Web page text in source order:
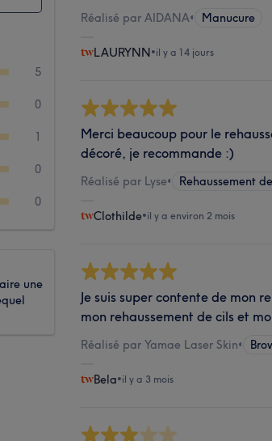
5
0
1
0
0
une
Réalisé par AIDANA• Manucure
LAURYNN•il y a 14 jours
Merci beaucoup pour le
décoré, je recommande :)
Réalisé par Lyse• Rehaussement
Clothilde•il y a environ 2 mois
Je suis super contente de mon
mon rehaussement de cils et
Réalisé par Yamae Laser Skin•
Bela•il y a 3 mois